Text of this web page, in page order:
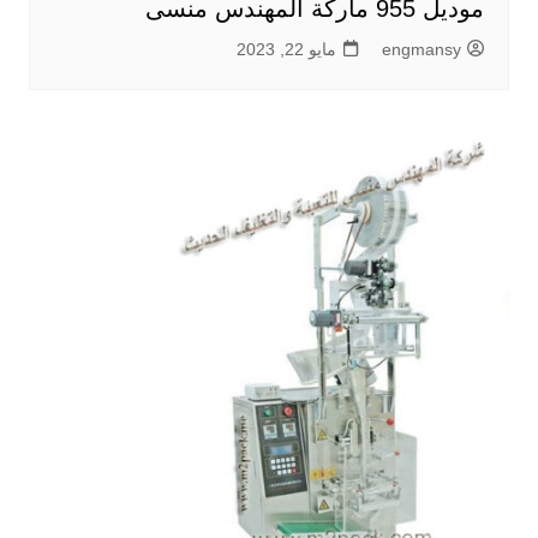
موديل 955 ماركة المهندس منسى
engmansy مايو 22, 2023